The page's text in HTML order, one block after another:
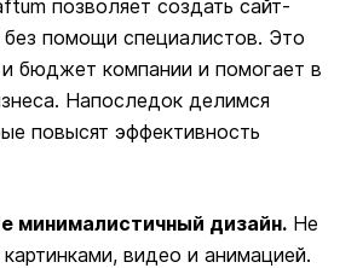
позволяет создать сайт-
без помощи специалистов. Это
бюджет компании и помогает в
Напоследок делимся
повысят эффективность
минималистичный дизайн. Не
картинками, видео и анимацией.